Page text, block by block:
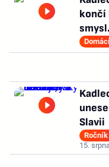
končí
Slavii
15.